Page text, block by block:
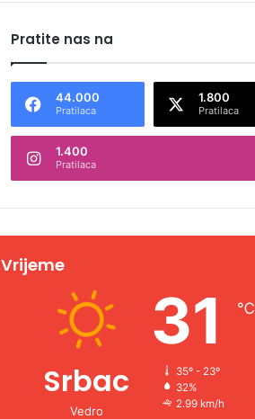
Pratite nas na
44.000
Pratilaca
1.800
Pratilaca
1.400
Pratilaca
Vrijeme
Srbac
Vedro
31 ℃
35º - 23º
32%
2.99 km/h